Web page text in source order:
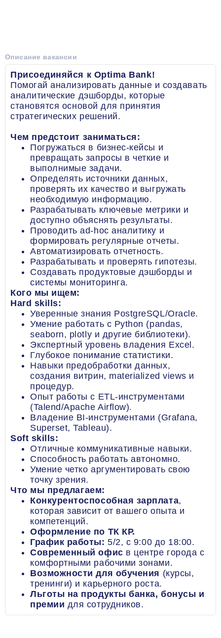
Описание вакансии
Присоединяйся к Optima Bank!
Помогай анализировать данные и создавать
аналитические дэшборды, которые
становятся основой для принятия
стратегических решений.
Чем предстоит заниматься:
Погружаться в бизнес-кейсы и
превращать запросы в четкие и
выполнимые задачи.
Определять источники данных,
проверять их качество и выгружать
необходимую информацию.
Разрабатывать ключевые метрики и
доступно объяснять результаты.
Проводить ad-hoc аналитику и
формировать регулярные отчеты.
Автоматизировать отчетность.
Разрабатывать и проверять гипотезы.
Создавать продуктовые дэшборды и
системы мониторинга.
Кого мы ищем:
Hard skills:
Уверенные знания PostgreSQL/Oracle.
Умение работать с Python (pandas,
seaborn, plotly и другие библиотеки).
Экспертный уровень владения Excel.
Глубокое понимание статистики.
Навыки предобработки данных,
создания витрин, materialized views и
процедур.
Опыт работы с ETL-инструментами
(Talend/Apache Airflow).
Владение BI-инструментами (Grafana,
Superset, Tableau).
Soft skills:
Отличные коммуникативные навыки.
Способность работать автономно.
Умение четко аргументировать свою
точку зрения.
Что мы предлагаем:
Конкурентоспособная зарплата,
которая зависит от вашего опыта и
компетенций.
Оформление по ТК КР.
График работы: 5/2, с 9:00 до 18:00.
Современный офис в центре города с
комфортными рабочими зонами.
Возможности для обучения (курсы,
тренинги) и карьерного роста.
Льготы на продукты банка, бонусы и
премии для сотрудников.